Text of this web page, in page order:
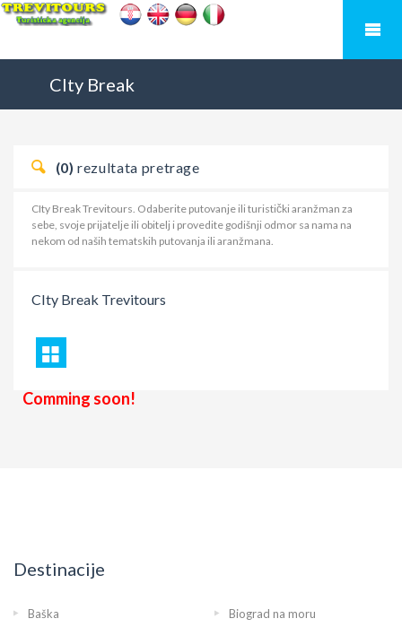
CIty Break
(0) rezultata pretrage
CIty Break Trevitours. Odaberite putovanje ili turistički aranžman za
sebe, svoje prijatelje ili obitelj i provedite godišnji odmor sa nama na
nekom od naših tematskih putovanja ili aranžmana.
CIty Break Trevitours
Comming soon!
Destinacije
Baška Biograd na moru